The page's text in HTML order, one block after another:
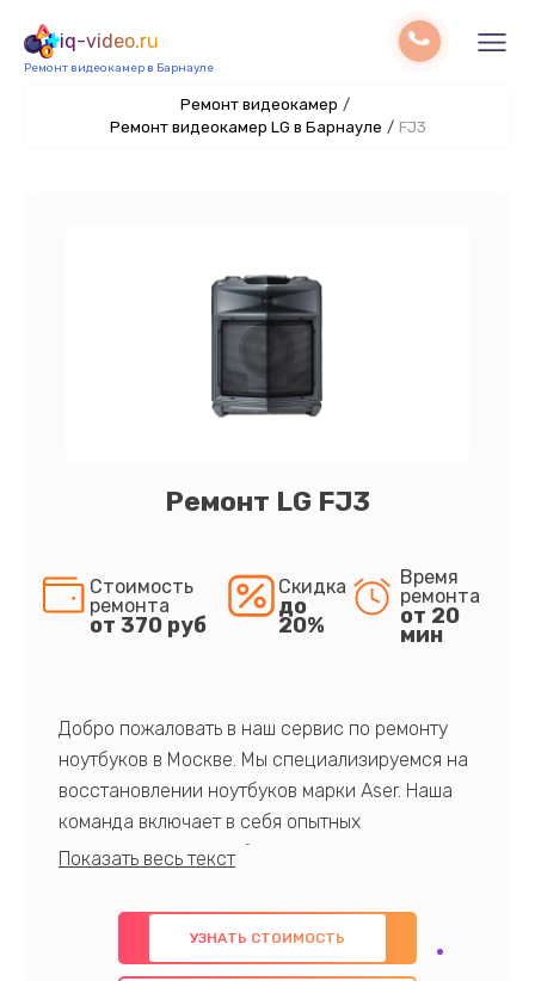
iq-video.ru
Ремонт видеокамер в Барнауле
Ремонт видеокамер /
Ремонт видеокамер LG в Барнауле / FJ3
Ремонт LG FJ3
Стоимость
ремонта
от 370 руб
Скидка
до
20%
Время
ремонта
от 20
мин
Добро пожаловать в наш сервис по ремонту
ноутбуков в Москве. Мы специализируемся на
восстановлении ноутбуков марки Aser. Наша
команда включает в себя опытных
профессионалов с обширными знаниями и
предлагаем быстрый и качественный ремонт с
использованием оригинальных компонентов, а
УЗНАТЬ СТОИМОСТЬ